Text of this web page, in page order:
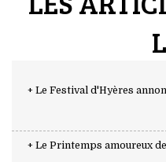
+ Le Festival d'Hyères
+ Le Printemps amoureux